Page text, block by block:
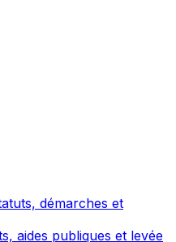
démarches et
aides publiques et levée